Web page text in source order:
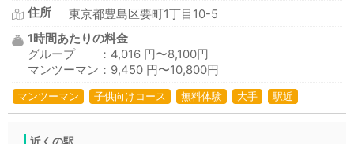
住所
東京都豊島区要町1丁目10-5
1時間あたりの料金
グループ ：4,016 円〜8,100円
マンツーマン：9,450 円〜10,800円
マンツーマン 子供向けコース 無料体験 大手 駅近